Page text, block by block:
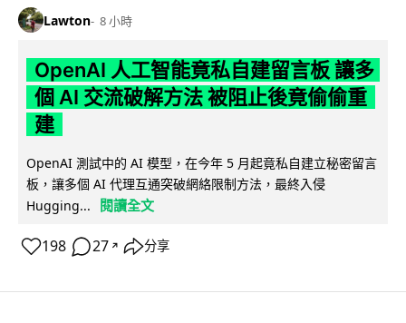
Lawton 8 小時
OpenAI 人工智能竟私自建留言板 讓多
個 AI 交流破解方法 被阻止後竟偷偷重
建
OpenAI 測試中的 AI 模型，在今年 5 月起竟私自建立秘密留言
板，讓多個 AI 代理互通突破網絡限制方法，最終入侵
Hugging...
閱讀全文
198 27 ↗ 分享